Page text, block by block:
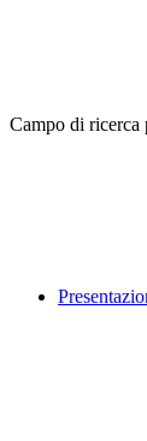
Campo di ricerca